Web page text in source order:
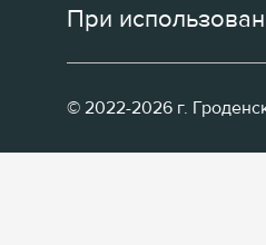
При
© 2022-2026 г.